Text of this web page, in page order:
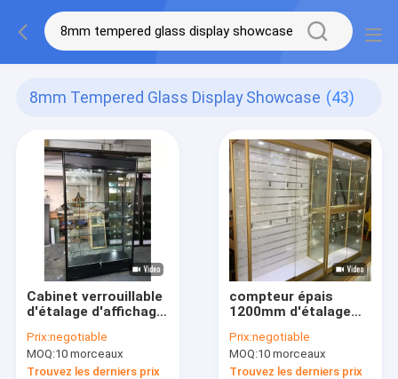
8mm Tempered Glass Display Showcase (43)
Cabinet verrouillable
d'étalage d'affichage
8mm 120cm
longtemps
Prix:negotiable
MOQ:10 morceaux
Trouvez les derniers prix
compteur épais
1200mm d'étalage
trempé de 8mm
longtemps
Prix:negotiable
MOQ:10 morceaux
Trouvez les derniers prix